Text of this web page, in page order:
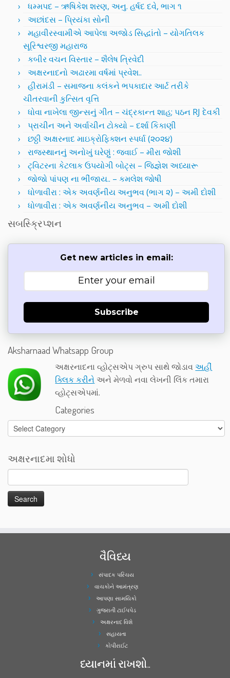
ધમ્મપદ – ઋષિકેશ શરણ, અનુ. હર્ષદ દવે, ભાગ ૧
અછાંદસ – પ્રિયંકા સોની
મહાવીરસ્વામીએ આપેલા અજોડ સિદ્ધાંતો – યોગતિલક
સૂરિશ્વરજી મહારાજ
કબીર વચન વિસ્તાર – શૈલેષ ત્રિવેદી
અક્ષરનાદનો અઢારમા વર્ષમાં પ્રવેશ..
હીરામંડી – સમાજના કલંકને ભપકાદાર આર્ટ તરીકે
ચીતરવાની કુત્સિત વૃત્તિ
ધોવા નાખેલા જીન્સનું ગીત – ચંદ્રકાન્ત શાહ; પઠન RJ દેવકી
પ્રાચીન અને અર્વાચીન ટોક્યો – દર્શા કિકાણી
છઠ્ઠી અક્ષરનાદ માઇક્રોફિક્શન સ્પર્ધા (૨૦૨૪)
રાજસ્થાનનું અનોખું ઘરેણું : જવાઈ – મીરા જોશી
ટ્વિટરના કેટલાક ઉપયોગી બોટ્સ – જિજ્ઞેશ અધ્યારૂ
જોજો પાંપણ ના ભીંજાય.. – કમલેશ જોષી
ધોળાવીરા : એક અવર્ણનીય અનુભવ (ભાગ ૨) – અમી દોશી
ધોળાવીરા : એક અવર્ણનીય અનુભવ – અમી દોશી
સબસ્ક્રિપ્શન
Get new articles in email:
Subscribe
Aksharnaad Whatsapp Group
અક્ષરનાદના વ્હોટ્સએપ ગ્રુપ સાથે જોડાવઅહીં
ક્લિક કરીને અને મેળવો નવા લેખની લિંક તમારા
વ્હોટ્સએપમાં.
Categories
Categories
અક્ષરનાદમા શોધો
વૈવિધ્ય
સંપાદક પરિચય
વાચકોને આમંત્રણ
આપણા સામયિકો
ગુજરાતી ટાઈપપેડ
અક્ષરનાદ વિશે
સહાયતા
કોપીરાઈટ
ધ્યાનમાં રાખશો..